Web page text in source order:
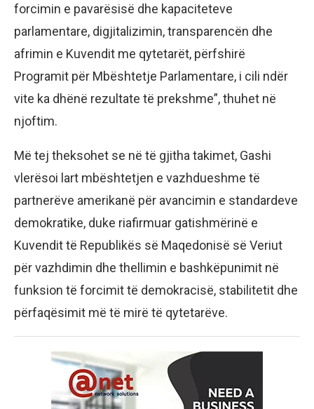
forcimin e pavarësisë dhe kapaciteteve
parlamentare, digjitalizimin, transparencën dhe
afrimin e Kuvendit me qytetarët, përfshirë
Programit për Mbështetje Parlamentare, i cili ndër
vite ka dhënë rezultate të prekshme”, thuhet në
njoftim.
Më tej theksohet se në të gjitha takimet, Gashi
vlerësoi lart mbështetjen e vazhdueshme të
partnerëve amerikanë për avancimin e standardeve
demokratike, duke riafirmuar gatishmërinë e
Kuvendit të Republikës së Maqedonisë së Veriut
për vazhdimin dhe thellimin e bashkëpunimit në
funksion të forcimit të demokracisë, stabilitetit dhe
përfaqësimit më të mirë të qytetarëve.